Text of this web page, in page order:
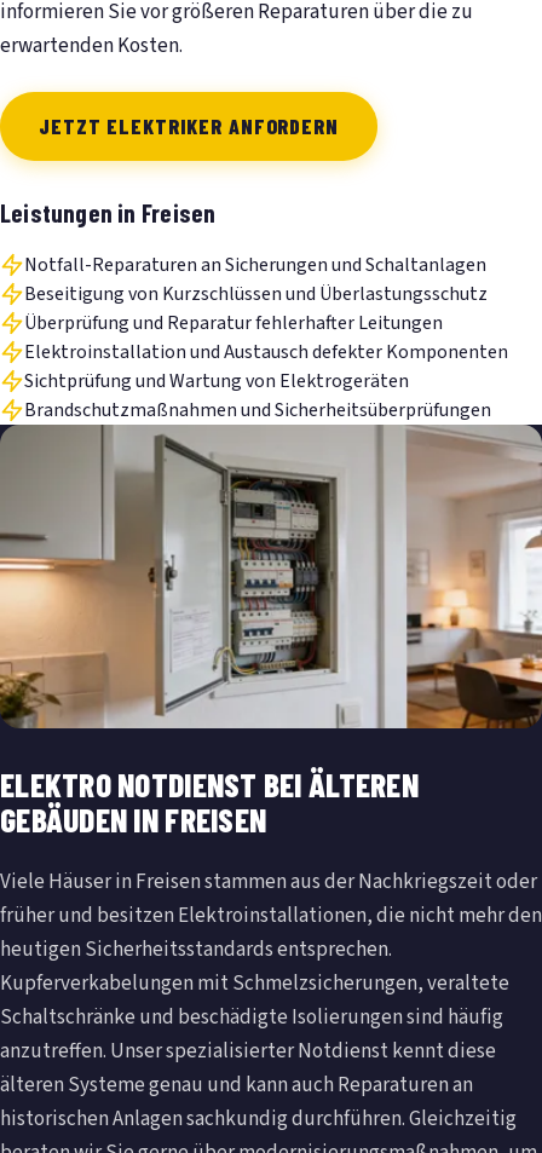
informieren Sie vor größeren Reparaturen über die zu
erwartenden Kosten.
JETZT ELEKTRIKER ANFORDERN
Leistungen in Freisen
Notfall-Reparaturen an Sicherungen und Schaltanlagen
Beseitigung von Kurzschlüssen und Überlastungsschutz
Überprüfung und Reparatur fehlerhafter Leitungen
Elektroinstallation und Austausch defekter Komponenten
Sichtprüfung und Wartung von Elektrogeräten
Brandschutzmaßnahmen und Sicherheitsüberprüfungen
ELEKTRO NOTDIENST BEI ÄLTEREN
GEBÄUDEN IN FREISEN
Viele Häuser in Freisen stammen aus der Nachkriegszeit oder
früher und besitzen Elektroinstallationen, die nicht mehr den
heutigen Sicherheitsstandards entsprechen.
Kupferverkabelungen mit Schmelzsicherungen, veraltete
Schalt­schränke und beschädigte Isolierungen sind häufig
anzutreffen. Unser spezialisierter Notdienst kennt diese
älteren Systeme genau und kann auch Reparaturen an
historischen Anlagen sachkundig durchführen. Gleichzeitig